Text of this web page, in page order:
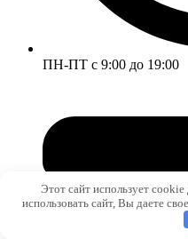
ПН-ПТ с 9:00 до 19:00
Этот сайт использует
использовать сайт, Вы даете